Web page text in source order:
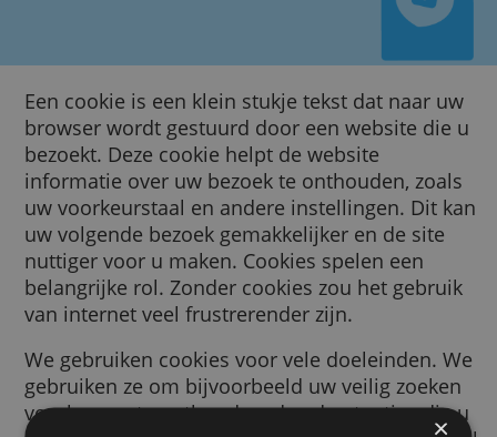
Een cookie is een klein stukje tekst dat naar
browser wordt gestuurd door een website
bezoekt. Deze cookie helpt de website
informatie over uw bezoek te onthouden,
uw voorkeurstaal en andere instellingen.
uw volgende bezoek gemakkelijker en de
belangrijke rol. Zonder cookies zou het
van internet veel frustrerender zijn.